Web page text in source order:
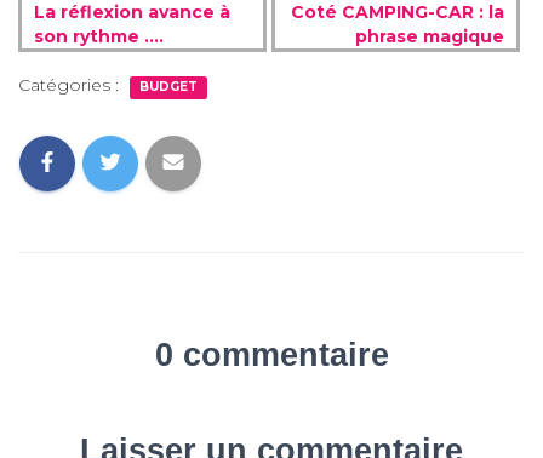
La réflexion avance à
son rythme ….
Coté CAMPING-CAR : la
phrase magique
Catégories : BUDGET
0 commentaire
Laisser un commentaire